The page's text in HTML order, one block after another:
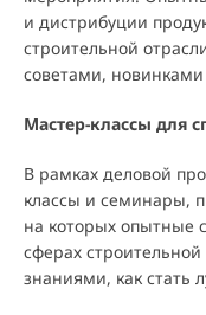
и дистрибуции
строительной
советами,
Мастер-классы для
В рамках деловой
классы и семинары,
на которых опытные
сферах
знаниями, как стать